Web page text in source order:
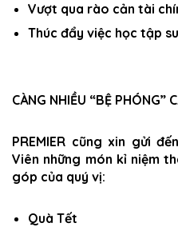
Vượt qua rào cản tài
Thúc đẩy việc học tập
CÀNG NHIỀU “BỆ PHÓNG”
PREMIER cũng xin gửi
Viên những món kỉ niệm
góp của quý vị:
Quà Tết